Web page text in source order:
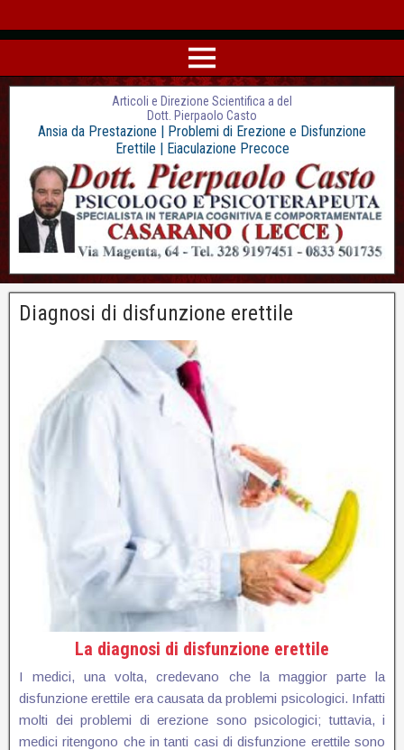
Articoli e Direzione Scientifica a del
Dott. Pierpaolo Casto
Ansia da Prestazione | Problemi di Erezione e Disfunzione
Erettile | Eiaculazione Precoce
Diagnosi di disfunzione erettile
La diagnosi di disfunzione erettile
I medici, una volta, credevano che la maggior parte la
disfunzione erettile era causata da problemi psicologici. Infatti
molti dei problemi di erezione sono psicologici; tuttavia, i
medici ritengono che in tanti casi di disfunzione erettile sono